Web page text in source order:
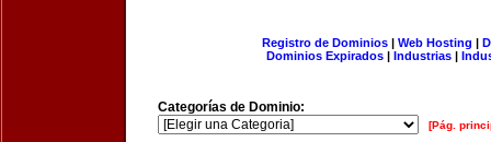
Registro de Dominios| Web Hosting |
Dominios Expirados | Industrias |
Categorías de Dominio:
[Pág.